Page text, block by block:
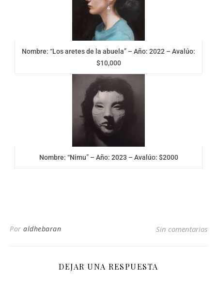
Nombre: “Los aretes de la abuela” – Año: 2022 – Avalúo:
$10,000
Nombre: “Nimu” – Año: 2023 – Avalúo: $2000
Por aldhebaran Sin comentarios
DEJAR UNA RESPUESTA